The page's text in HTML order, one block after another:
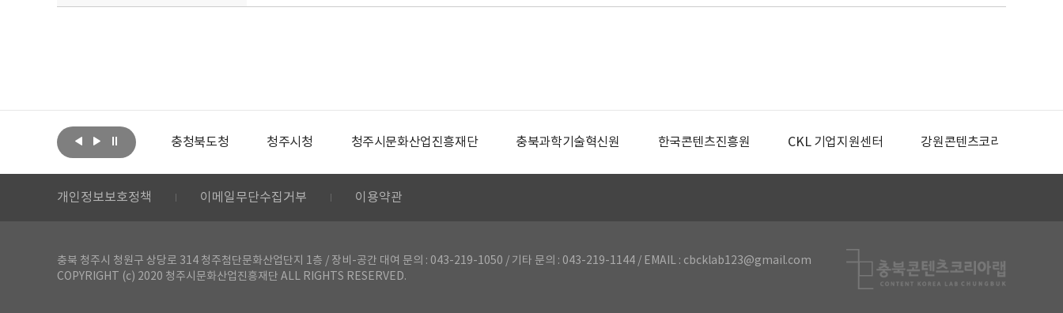
문화체육관광부 충청북도청 청주시청 청주시문화산업진흥재단 충북과학기술혁신원 한국콘텐츠진흥원 CKL 기업지원센터 강원콘텐츠코리아랩
개인정보보호정책 이메일무단수집거부 이용약관
충북 청주시 청원구 상당로 314 청주첨단문화산업단지 1층 / 장비-공간 대여 문의 : 043-219-1050 / 기타 문의 : 043-219-1144 / EMAIL : cbcklab123@gmail.com
COPYRIGHT (c) 2020 청주시문화산업진흥재단 ALL RIGHTS RESERVED.